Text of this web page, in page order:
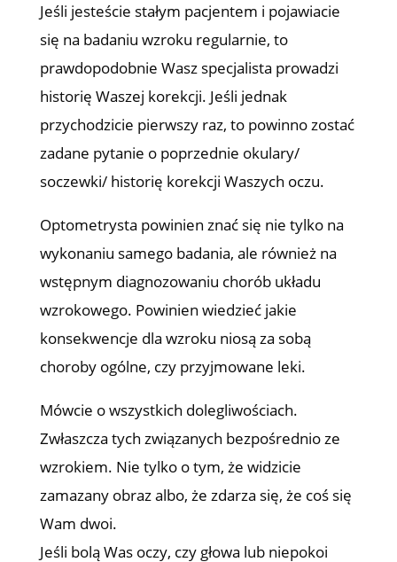
Jeśli jesteście stałym pacjentem i pojawiacie
się na badaniu wzroku regularnie, to
prawdopodobnie Wasz specjalista prowadzi
historię Waszej korekcji. Jeśli jednak
przychodzicie pierwszy raz, to powinno zostać
zadane pytanie o poprzednie okulary/
soczewki/ historię korekcji Waszych oczu.
Optometrysta powinien znać się nie tylko na
wykonaniu samego badania, ale również na
wstępnym diagnozowaniu chorób układu
wzrokowego. Powinien wiedzieć jakie
konsekwencje dla wzroku niosą za sobą
choroby ogólne, czy przyjmowane leki.
Mówcie o wszystkich dolegliwościach.
Zwłaszcza tych związanych bezpośrednio ze
wzrokiem. Nie tylko o tym, że widzicie
zamazany obraz albo, że zdarza się, że coś się
Wam dwoi.
Jeśli bolą Was oczy, czy głowa lub niepokoi